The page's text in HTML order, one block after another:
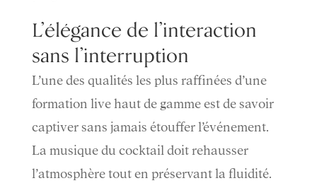
L’élégance de l’interaction
sans l’interruption
L’une des qualités les plus raffinées d’une
formation live haut de gamme est de savoir
captiver sans jamais étouffer l’événement.
La musique du cocktail doit rehausser
l’atmosphère tout en préservant la fluidité.